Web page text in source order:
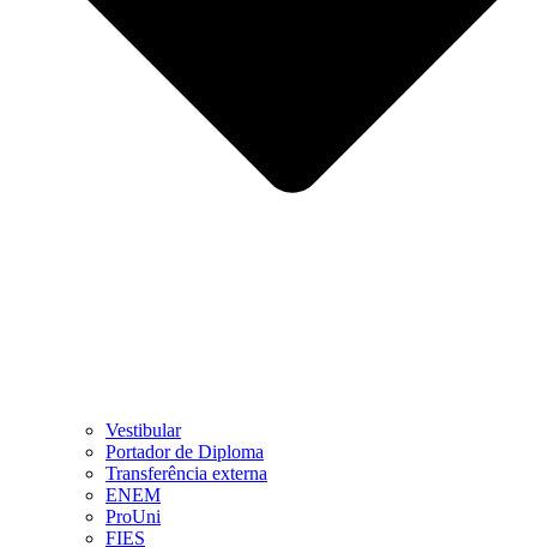
Vestibular
Portador de Diploma
Transferência externa
ENEM
ProUni
FIES